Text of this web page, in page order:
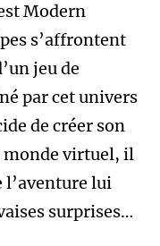
Modern
s’affrontent
jeu de
par cet univers
de créer son
monde virtuel, il
l’aventure lui
surprises…